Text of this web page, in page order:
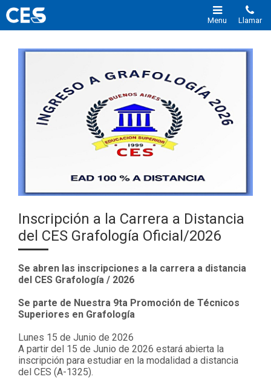
Menu Llamar
Inscripción a la Carrera a Distancia
del CES Grafología Oficial/2026
Se abren las inscripciones a la carrera a distancia
del CES Grafología / 2026
Se parte de Nuestra 9ta Promoción de Técnicos
Superiores en Grafología
Lunes 15 de Junio de 2026
A partir del 15 de Junio de 2026 estará abierta la
inscripción para estudiar en la modalidad a distancia
del CES (A-1325).